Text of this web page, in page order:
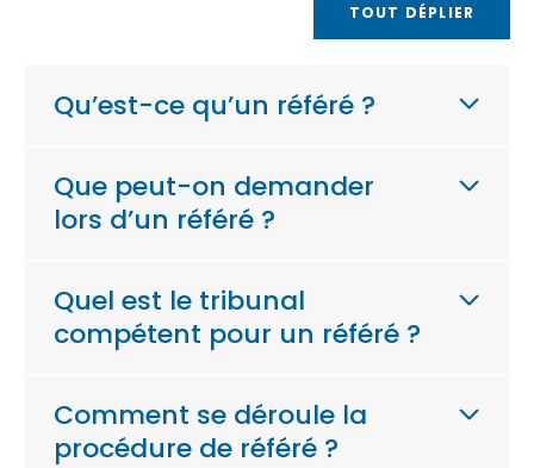
TOUT DÉPLIER
Qu’est-ce qu’un référé ?
Que peut-on demander
lors d’un référé ?
Quel est le tribunal
compétent pour un référé ?
Comment se déroule la
procédure de référé ?